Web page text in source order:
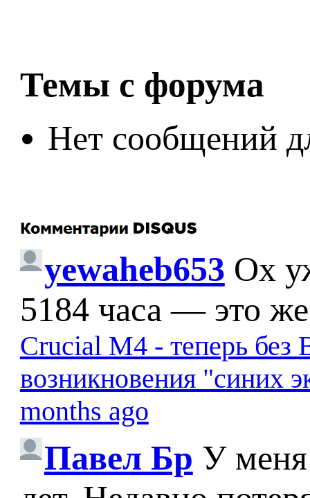
Темы с форума
Нет сообщений
yewaheb653 Ох
5184 часа — это
Crucial M4 - теперь без
возникновения "синих
months ago
Павел Бр У меня